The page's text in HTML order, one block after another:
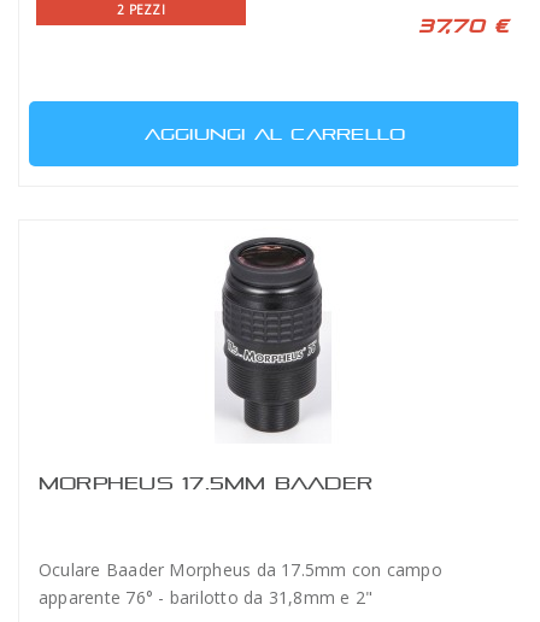
2 PEZZI
37,70 €
AGGIUNGI AL CARRELLO
MORPHEUS 17.5MM BAADER
Oculare Baader Morpheus da 17.5mm con campo
apparente 76° - barilotto da 31,8mm e 2"